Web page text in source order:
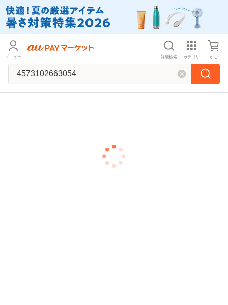
メニュー 詳細検索 カテゴリ かご